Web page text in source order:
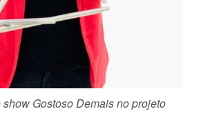
Gostoso Demais no projeto